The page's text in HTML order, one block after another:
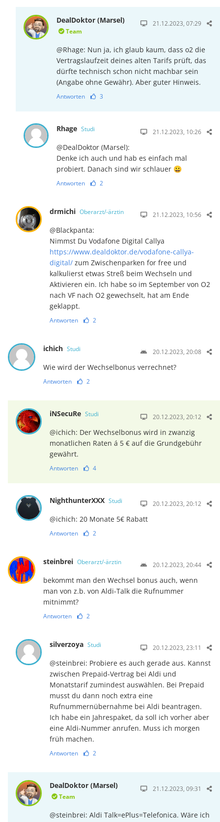
DealDoktor (Marsel)
Team
21.12.2023, 07:29
@Rhage: Nun ja, ich glaub kaum, dass o2 die
Vertragslaufzeit deines alten Tarifs prüft, das
dürfte technisch schon nicht machbar sein
(Angabe ohne Gewähr). Aber guter Hinweis.
Antworten 3
Rhage Studi 21.12.2023, 10:26
@DealDoktor (Marsel):
Denke ich auch und hab es einfach mal
probiert. Danach sind wir schlauer 😀
Antworten 2
drmichi Oberarzt/-ärztin 21.12.2023, 10:56
@Blackpanta:
Nimmst Du Vodafone Digital Callya
https://www.dealdoktor.de/vodafone-callya-
digital/ zum Zwischenparken for free und
kalkulierst etwas Streß beim Wechseln und
Aktivieren ein. Ich habe so im September von O2
nach VF nach O2 gewechselt, hat am Ende
geklappt.
Antworten 2
ichich Studi 20.12.2023, 20:08
Wie wird der Wechselbonus verrechnet?
Antworten 2
iNSecuRe Studi 20.12.2023, 20:12
@ichich: Der Wechselbonus wird in zwanzig
monatlichen Raten á 5 € auf die Grundgebühr
gewährt.
Antworten 4
NighthunterXXX Studi 20.12.2023, 20:12
@ichich: 20 Monate 5€ Rabatt
Antworten 2
steinbrei Oberarzt/-ärztin 20.12.2023, 20:44
bekommt man den Wechsel bonus auch, wenn
man von z.b. von Aldi-Talk die Rufnummer
mitnimmt?
Antworten 2
silverzoya Studi 20.12.2023, 23:11
@steinbrei: Probiere es auch gerade aus. Kannst
zwischen Prepaid-Vertrag bei Aldi und
Monatstarif zumindest auswählen. Bei Prepaid
musst du dann noch extra eine
Rufnummernübernahme bei Aldi beantragen.
Ich habe ein Jahrespaket, da soll ich vorher aber
eine Aldi-Nummer anrufen. Muss ich morgen
früh machen.
Antworten 2
DealDoktor (Marsel)
Team
21.12.2023, 09:31
@steinbrei: Aldi Talk=ePlus=Telefonica. Wäre ich